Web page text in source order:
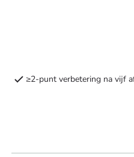
≥2-punt verbetering na vijf